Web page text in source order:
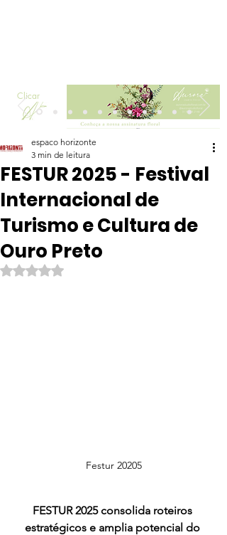
Clicar
FESTUR 2025 - Festival
Internacional de
Turismo e Cultura de
Ouro Preto
espaco horizonte
3 min de leitura
Avaliado com NaN de 5 estrelas.
Festur 20205
FESTUR 2025 consolida roteiros
estratégicos e amplia potencial do